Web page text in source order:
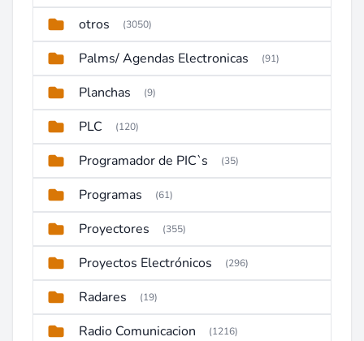
otros (3050)
Palms/ Agendas Electronicas (91)
Planchas (9)
PLC (120)
Programador de PIC`s (35)
Programas (61)
Proyectores (355)
Proyectos Electrónicos (296)
Radares (19)
Radio Comunicacion (1216)